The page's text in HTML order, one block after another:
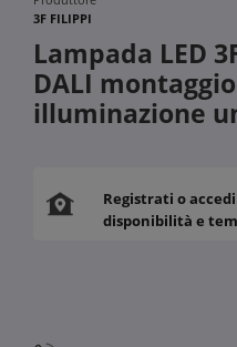
3F FILIPPI
Lampada LED
DALI
illuminazione
Registrati o
disponibilità e